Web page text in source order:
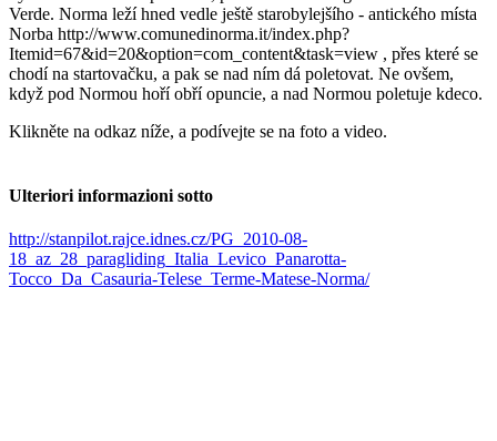
Verde. Norma leží hned vedle ještě starobylejšího - antického místa
Norba http://www.comunedinorma.it/index.php?
Itemid=67&id=20&option=com_content&task=view , přes které se
chodí na startovačku, a pak se nad ním dá poletovat. Ne ovšem,
když pod Normou hoří obří opuncie, a nad Normou poletuje kdeco.
Klikněte na odkaz níže, a podívejte se na foto a video.
Ulteriori informazioni sotto
http://stanpilot.rajce.idnes.cz/PG_2010-08-
18_az_28_paragliding_Italia_Levico_Panarotta-
Tocco_Da_Casauria-Telese_Terme-Matese-Norma/